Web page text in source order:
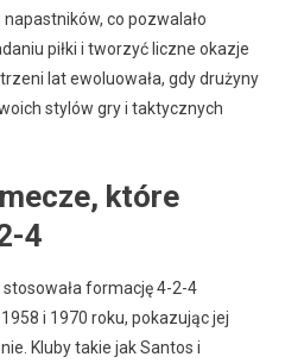
co pozwalało
piłki i tworzyć liczne okazje
lat ewoluowała, gdy drużyny
stylów gry i taktycznych
które
4
formację 4-2-4
i 1970 roku, pokazując jej
Kluby takie jak Santos i